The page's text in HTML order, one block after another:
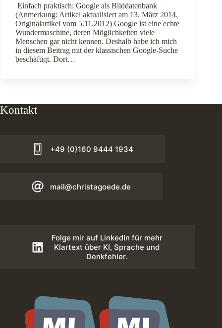
Einfach praktisch: Google als Bilddatenbank
(Anmerkung: Artikel aktualisiert am 13. März 2014,
Originalartikel vom 5.11.2012) Google ist eine echte
Wundermaschine, deren Möglichkeiten viele
Menschen gar nicht kennen. Deshalb habe ich mich
in diesem Beitrag mit der klassischen Google-Suche
beschäftigt. Dort…
Kontakt
+49 (0)160 9444 1934
mail@christagoede.de
Folge mir auf LinkedIn für mehr
Klartext über KI, Sprache und
Denkfehler.